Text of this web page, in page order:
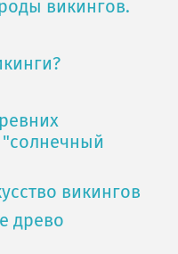
викингов.
"солнечный
викингов
древо